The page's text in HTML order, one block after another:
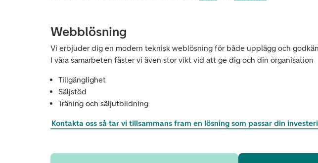
Webblösning
Vi erbjuder dig en modern teknisk weblösning för både upplägg och
I våra samarbeten fäster vi även stor vikt vid att ge dig och din organisation
Tillgänglighet
Säljstöd
Träning och säljutbildning
Kontakta oss så tar vi tillsammans fram en lösning som passar din